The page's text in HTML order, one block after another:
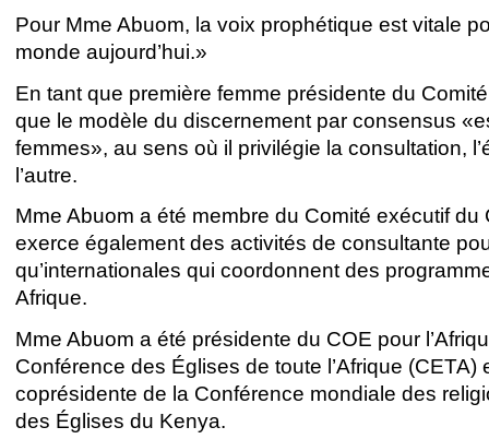
Pour Mme Abuom, la voix prophétique est vitale
monde aujourd’hui.»
En tant que première femme présidente du
que le modèle du discernement par consensus
femmes», au sens où il privilégie la consultation,
l’autre.
Mme Abuom a été membre du Comité exécutif
exerce également des activités de consultante
qu’internationales qui coordonnent des
Afrique.
Mme Abuom a été présidente du COE pour
Conférence des Églises de toute l’Afrique
coprésidente de la Conférence mondiale des
des Églises du Kenya.